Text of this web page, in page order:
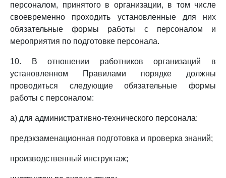
персоналом, принятого в организации, в том числе
своевременно проходить установленные для них
обязательные формы работы с персоналом и
мероприятия по подготовке персонала.
10. В отношении работников организаций в
установленном Правилами порядке должны
проводиться следующие обязательные формы
работы с персоналом:
а) для административно-технического персонала:
предэкзаменационная подготовка и проверка знаний;
производственный инструктаж;